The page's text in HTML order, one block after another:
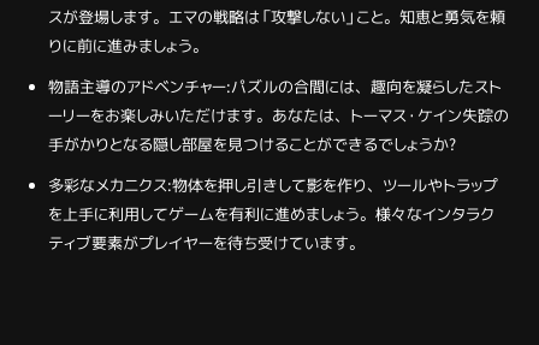
スが登場します。エマの戦略は「攻撃しない」こと。知恵と勇気を頼
りに前に進みましょう。
物語主導のアドベンチャー:パズルの合間には、趣向を凝らしたスト
ーリーをお楽しみいただけます。あなたは、トーマス・ケイン失踪の
手がかりとなる隠し部屋を見つけることができるでしょうか?
多彩なメカニクス:物体を押し引きして影を作り、ツールやトラップ
を上手に利用してゲームを有利に進めましょう。様々なインタラク
ティブ要素がプレイヤーを待ち受けています。